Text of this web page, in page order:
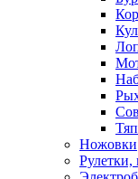
Ножовки